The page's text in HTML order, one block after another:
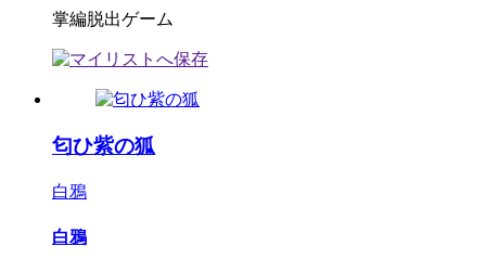
掌編脱出ゲーム
匂ひ紫の狐
白鴉
白鴉